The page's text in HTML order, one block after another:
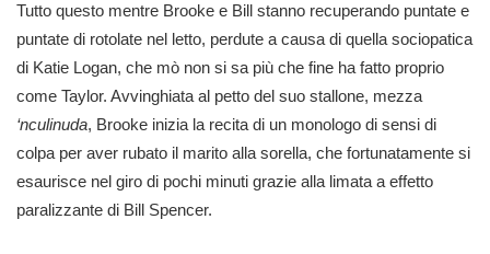
Tutto questo mentre Brooke e Bill stanno recuperando puntate e
puntate di rotolate nel letto, perdute a causa di quella sociopatica
di Katie Logan, che mò non si sa più che fine ha fatto proprio
come Taylor. Avvinghiata al petto del suo stallone, mezza
‘nculinuda, Brooke inizia la recita di un monologo di sensi di
colpa per aver rubato il marito alla sorella, che fortunatamente si
esaurisce nel giro di pochi minuti grazie alla limata a effetto
paralizzante di Bill Spencer.